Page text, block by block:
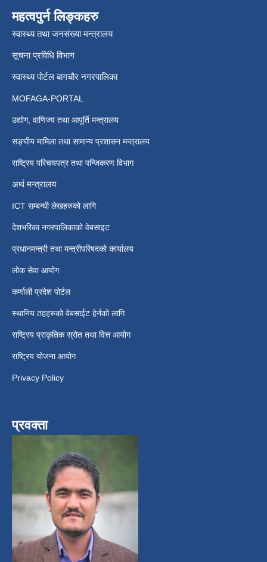
महत्वपुर्न लिङ्कहरु
स्वास्थ्य तथा जनसंख्या मन्त्रालय
सूचना प्रविधि विभाग
स्वास्थ्य पोर्टल बागचौर नगरपालिका
MOFAGA-PORTAL
उद्योग, वाणिज्य तथा आपूर्ति मन्त्रालय
सङ्घीय मामिला तथा सामान्य प्रशासन मन्त्रालय
राष्ट्रिय परिचयपत्र तथा पन्जिकरण विभाग
अर्थ मन्त्रालय
ICT सम्बन्धी लेखहरुको लागि
देशभरिका नगरपालिकाको वेबसाइट
प्रधानमन्त्री तथा मन्त्रीपरिषदको कार्यालय
लोक सेवा आयोग
कर्णाली प्रदेश पोर्टल
स्थानिय तहहरुको वेबसाईट हेर्नको लागि
राष्ट्रिय प्राकृतिक स्रोत तथा वित्त आयोग
राष्ट्रिय योजना आयोग
Privacy Policy
प्रवक्ता